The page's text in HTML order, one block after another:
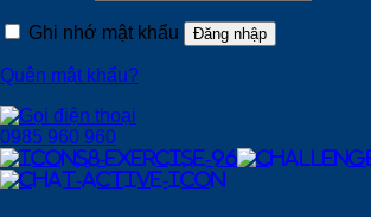
Ghi nhớ mật khẩu Đăng nhập
Quên mật khẩu?
0985 960 960